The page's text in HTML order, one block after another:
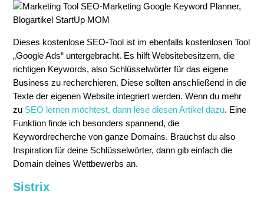
Dieses kostenlose SEO-Tool ist im ebenfalls kostenlosen Tool
„Google Ads“ untergebracht. Es hilft Websitebesitzern, die
richtigen Keywords, also Schlüsselwörter für das eigene
Business zu recherchieren. Diese sollten anschließend in die
Texte der eigenen Website integriert werden. Wenn du mehr
zu SEO lernen möchtest, dann lese diesen Artikel dazu. Eine
Funktion finde ich besonders spannend, die
Keywordrecherche von ganze Domains. Brauchst du also
Inspiration für deine Schlüsselwörter, dann gib einfach die
Domain deines Wettbewerbs an.
Sistrix